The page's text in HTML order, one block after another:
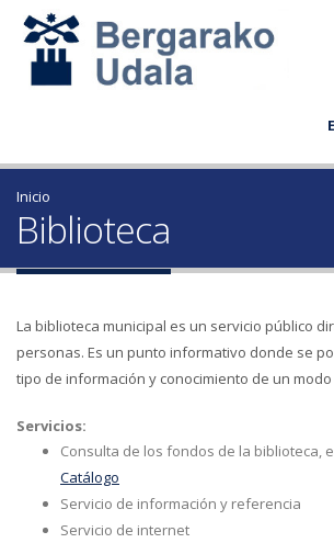
Inicio
Biblioteca
La biblioteca municipal es un servicio público
personas. Es un punto informativo donde se
tipo de información y conocimiento de un
Servicios:
Consulta de los fondos de la biblioteca,
Catálogo
Servicio de información y referencia
Servicio de internet